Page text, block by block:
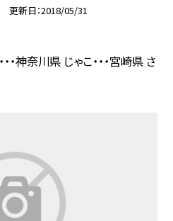
更新日 2018/05/31
神奈川県 じゃこ・・・宮崎県 さ